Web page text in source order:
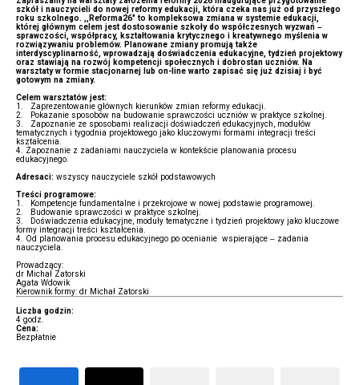
szkół i nauczycieli do nowej reformy edukacji, która czeka nas już od przyszłego
roku szkolnego. ,,Reforma26" to kompleksowa zmiana w systemie edukacji,
której głównym celem jest dostosowanie szkoły do współczesnych wyzwań –
sprawczości, współpracy, kształtowania krytycznego i kreatywnego myślenia w
rozwiązywaniu problemów. Planowane zmiany promują także
interdyscyplinarność, wprowadzają doświadczenia edukacyjne, tydzień projektowy
oraz stawiają na rozwój kompetencji społecznych i dobrostan uczniów. Na
warsztaty w formie stacjonarnej lub on-line warto zapisać się już dzisiaj i być
gotowym na zmiany.
Celem warsztatów jest:
1. Zaprezentowanie głównych kierunków zmian reformy edukacji.
2. Pokazanie sposobów na budowanie sprawczości uczniów w praktyce szkolnej.
3. Zapoznanie ze sposobami realizacji doświadczeń edukacyjnych, modułów
tematycznych i tygodnia projektowego jako kluczowymi formami integracji treści
kształcenia.
4. Zapoznanie z zadaniami nauczyciela w kontekście planowania procesu
edukacyjnego.
Adresaci: wszyscy nauczyciele szkół podstawowych
Treści programowe:
1. Kompetencje fundamentalne i przekrojowe w nowej podstawie programowej.
2. Budowanie sprawczości w praktyce szkolnej.
3. Doświadczenia edukacyjne, moduły tematyczne i tydzień projektowy jako kluczowe
formy integracji treści kształcenia.
4. Od planowania procesu edukacyjnego po ocenianie wspierające – zadania
nauczyciela.
Prowadzący:
dr Michał Zatorski
Agata Wdowik
Kierownik formy: dr Michał Zatorski
Liczba godzin:
4 godz.
Cena:
Bezpłatnie